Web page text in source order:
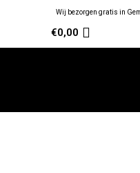
Wij bezorgen gratis in
€0,00